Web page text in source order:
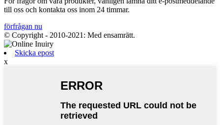
till oss och kontakta oss inom 24 timmar.
förfrågan nu
© Copyright - 2010-2021: Med ensamrätt.
Skicka epost
x